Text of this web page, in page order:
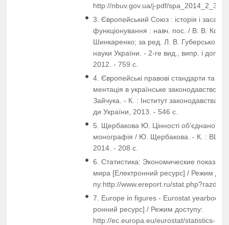
http://nbuv.gov.ua/j-pdf/
3. Європейський Союз : історія і засади
функціонування : навч. пос. / В. В.
Шинкаренко; за ред. Л. В. Губерського ;
науки України. - 2-ге вид., випр. і доп. -
2012. - 759 с.
4. Європейські правові стандарти та їх
ментація в українське законодавство /
Зайчука. - К. : Інститут законодавства
ди України, 2013. - 546 с.
5. Щербакова Ю. Цінності об’єднаної
монографія / Ю. Щербакова. - К. : ВЦ
2014. - 208 с.
6. Статистика: Экономические
мира [Електронний ресурс] / Режим
пу:http://www.ereport.ru/
7. Europe in figures - Eurostat yearbook
ронний ресурс] / Режим доступу:
http://ec.europa.eu/eurostat/statistics-